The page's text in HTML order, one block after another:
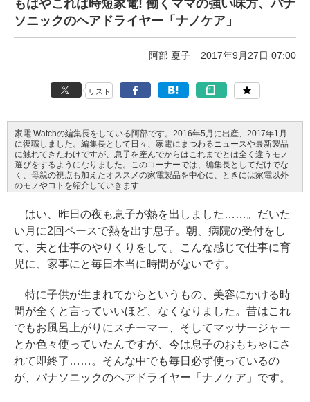
もはやこれは時短家電! 働くママの強い味方、パナ
ソニックのヘアドライヤー「ナノケア」
阿部 夏子 2017年9月27日 07:00
リスト
家電 Watchの編集長をしている阿部です。2016年5月に出産、2017年1月
に復職しました。編集長として日々、家電にまつわるニュースや最新製品
に触れてきたわけですが、息子を産んでからはこれまでとは全く違うモノ
選びをするようになりました。このコーナーでは、編集長としてだけでな
く、母親の視点も加えたオススメの家電製品を中心に、ときには家電以外
のモノやコトを紹介していきます
はい、昨日の夜も息子が熱を出しました……。だいた
い月に2回ペースで熱を出す息子。朝、病院の受付をし
て、夫と仕事のやりくりをして。こんな感じで仕事に育
児に、家事にと毎日本当に時間がないです。
特に子供が生まれてからというもの、美容にかける時
間が全くと言っていいほど、なくなりました。昔はこれ
でもお風呂上がりにスチーマー、そしてマッサージャー
とか色々使っていたんですが、今は息子のおもちゃにさ
れて即終了……。そんな中でも毎日必ず使っているの
が、パナソニックのヘアドライヤー「ナノケア」です。